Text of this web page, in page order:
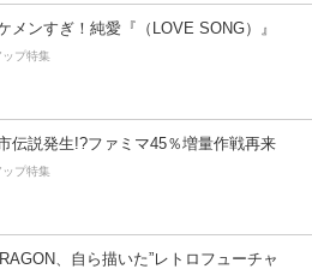
メンすぎ！純愛『（LOVE SONG）』
ップ特集
伝説発生!?ファミマ45％増量作戦再来
ップ特集
、自ら描いた”レトロフューチャ